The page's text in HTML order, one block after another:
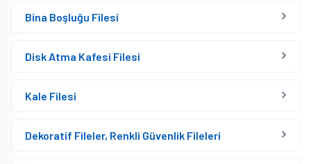
Bina Boşluğu Filesi
Disk Atma Kafesi Filesi
Kale Filesi
Dekoratif Fileler, Renkli Güvenlik Fileleri